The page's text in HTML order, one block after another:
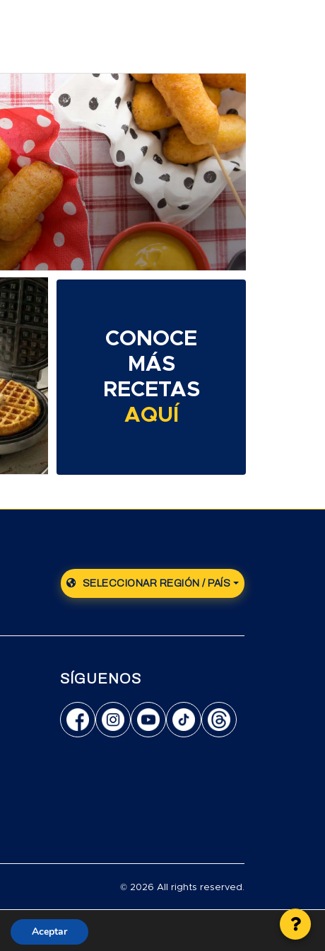
CONOCE
MÁS
RECETAS
AQUÍ
SELECCIONAR REGIÓN / PAÍS
SÍGUENOS
© 2026 All rights reserved.
Aceptar